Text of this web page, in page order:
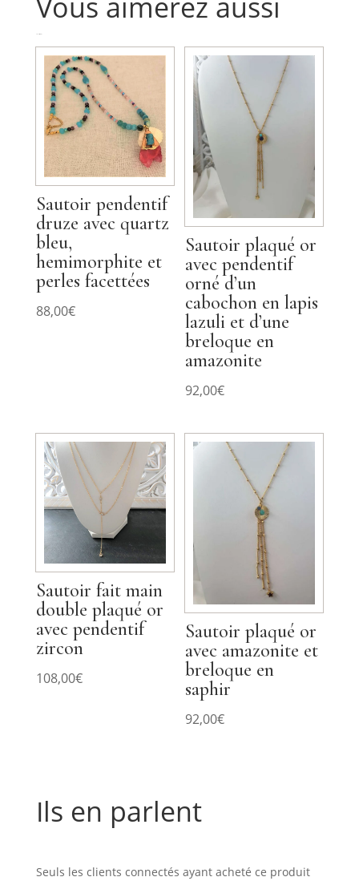
Sautoir pendentif
druze avec quartz
bleu,
hemimorphite et
perles facettées
88,00€
Sautoir plaqué or
avec pendentif
orné d’un
cabochon en lapis
lazuli et d’une
breloque en
amazonite
92,00€
Sautoir fait main
double plaqué or
avec pendentif
zircon
108,00€
Sautoir plaqué or
avec amazonite et
breloque en
saphir
92,00€
Ils en parlent
Seuls les clients connectés ayant acheté ce produit